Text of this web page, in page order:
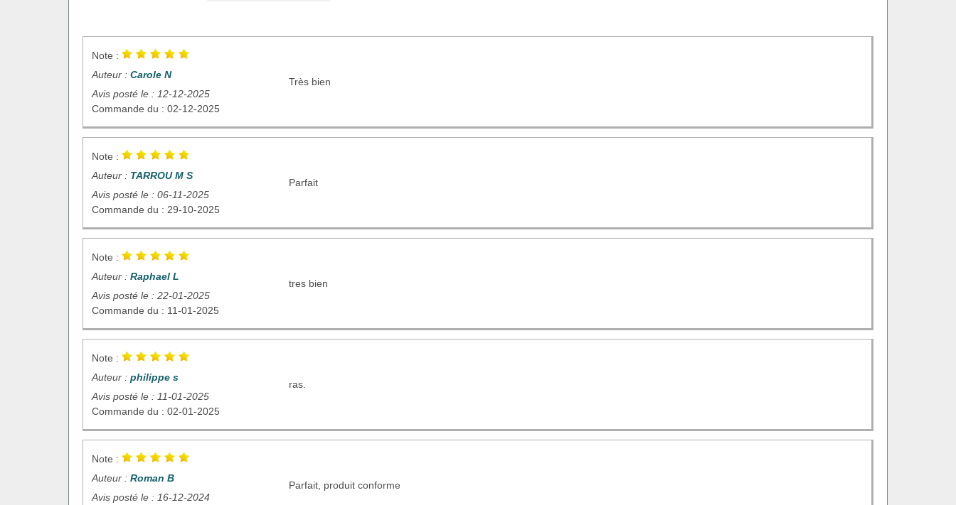
Note :
Auteur : Carole N
Avis posté le : 12-12-2025
Commande du : 02-12-2025
Très bien
Note :
Auteur : TARROU M S
Avis posté le : 06-11-2025
Commande du : 29-10-2025
Parfait
Note :
Auteur : Raphael L
Avis posté le : 22-01-2025
Commande du : 11-01-2025
tres bien
Note :
Auteur : philippe s
Avis posté le : 11-01-2025
Commande du : 02-01-2025
ras.
Note :
Auteur : Roman B
Avis posté le : 16-12-2024
Parfait, produit conforme